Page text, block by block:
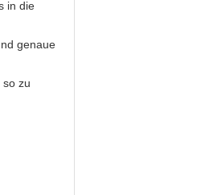
in die
genaue
zu